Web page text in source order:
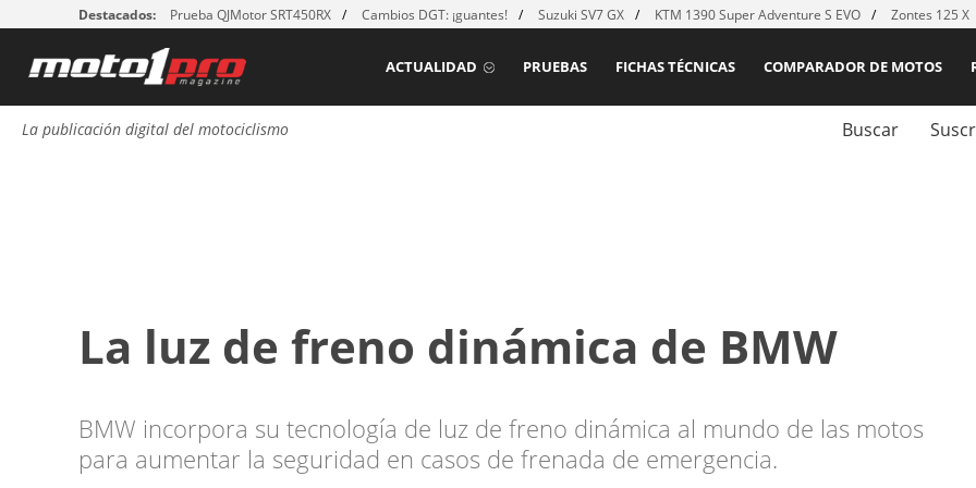
Destacados: Prueba QJMotor SRT450RX Cambios DGT: ¡guantes! Suzuki SV7 GX KTM 1390 Super Adventure S EVO Zontes 125 X
COMPARADOR DE MOTOS
FICHAS TÉCNICAS
PRUEBAS
ACTUALIDAD
La publicación digital del motociclismo Buscar
La luz de freno dinámica de BMW
BMW incorpora su tecnología de luz de freno dinámica al mundo de las motos
para aumentar la seguridad en casos de frenada de emergencia.